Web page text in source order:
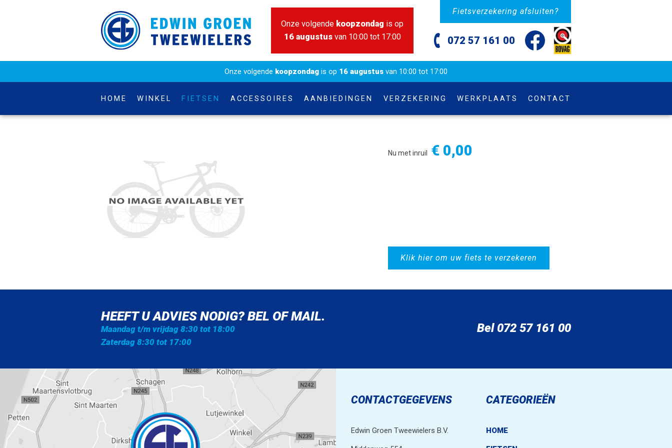
Onze volgende koopzondag is op
16 augustusvan 10:00 tot 17:00
Fietsverzekering afsluiten?
072 57 161 00
Onze volgende koopzondag is op 16 augustus van 10:00 tot 17:00
HOME WINKEL FIETSEN ACCESSOIRES AANBIEDINGEN VERZEKERING WERKPLAATS CONTACT
Nu met inruil € 0,00
Klik hier om uw fiets te verzekeren
HEEFT U ADVIES NODIG? BEL OF MAIL.
Maandag t/m vrijdag 8:30 tot 18:00
Zaterdag 8:30 tot 17:00
Bel 072 57 161 00
CONTACTGEGEVENS
Edwin Groen Tweewielers B.V.
CATEGORIEËN
HOME